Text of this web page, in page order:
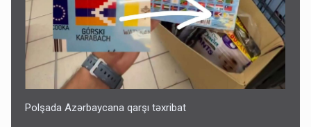
Polşada Azərbaycana qarşı təxribat